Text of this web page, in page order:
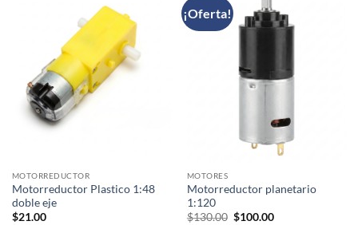
MOTORREDUCTOR
Motorreductor Plastico 1:48
doble eje
$21.00
¡Oferta!
MOTORES
Motorreductor planetario
1:120
$130.00 Original
$100.00Current